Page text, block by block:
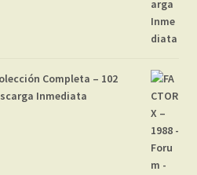
Completa – 102
Inmediata